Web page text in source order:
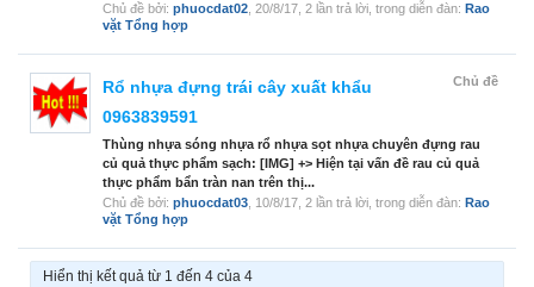
Chủ đề bởi: phuocdat02 20/8/17 , 2 lần trả lời, trong diễn đàn: Rao
vặt Tổng hợp
Chủ đề
Rổ nhựa đựng trái cây xuất khẩu
0963839591
Thùng nhựa sóng nhựa rổ nhựa sọt nhựa chuyên đựng rau
củ quả thực phẩm sạch: [IMG] +> Hiện tại vấn đề rau củ quả
thực phẩm bẩn tràn nan trên thị...
Chủ đề bởi: phuocdat03 10/8/17 , 2 lần trả lời, trong diễn đàn: Rao
vặt Tổng hợp
Hiển thị kết quả từ 1 đến 4 của 4